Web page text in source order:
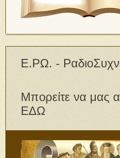
Ε.ΡΩ. -
Μπορείτε να μας
ΕΔΩ